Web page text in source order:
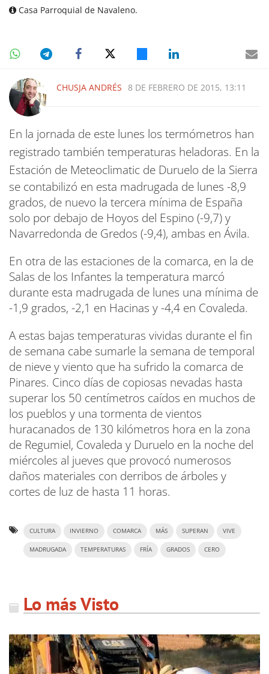
Casa Parroquial de Navaleno.
CHUSJA ANDRÉS 8 DE FEBRERO DE 2015, 13:11
En la jornada de este lunes los termómetros han
registrado también temperaturas heladoras. En la
Estación de Meteoclimatic de Duruelo de la Sierra
se contabilizó en esta madrugada de lunes -8,9
grados, de nuevo la tercera mínima de España
solo por debajo de Hoyos del Espino (-9,7) y
Navarredonda de Gredos (-9,4), ambas en Ávila.
En otra de las estaciones de la comarca, en la de
Salas de los Infantes la temperatura marcó
durante esta madrugada de lunes una mínima de
-1,9 grados, -2,1 en Hacinas y -4,4 en Covaleda.
A estas bajas temperaturas vividas durante el fin
de semana cabe sumarle la semana de temporal
de nieve y viento que ha sufrido la comarca de
Pinares. Cinco días de copiosas nevadas hasta
superar los 50 centímetros caídos en muchos de
los pueblos y una tormenta de vientos
huracanados de 130 kilómetros hora en la zona
de Regumiel, Covaleda y Duruelo en la noche del
miércoles al jueves que provocó numerosos
daños materiales con derribos de árboles y
cortes de luz de hasta 11 horas.
CULTURA INVIERNO COMARCA MÁS SUPERAN VIVE
MADRUGADA TEMPERATURAS FRÍA GRADOS CERO
Lo más Visto